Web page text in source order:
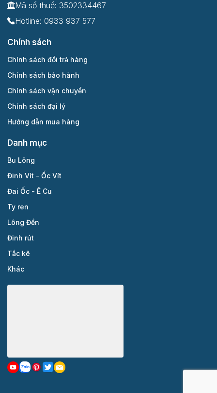
Mã số thuế: 3502334467
Hotline: 0933 937 577
Chính sách
Chính sách đổi trả hàng
Chính sách bảo hành
Chính sách vận chuyển
Chính sách đại lý
Hướng dẫn mua hàng
Danh mục
Bu Lông
Đinh Vít - Ốc Vít
Đai Ốc - Ê Cu
Ty ren
Lông Đền
Đinh rút
Tắc kê
Khác